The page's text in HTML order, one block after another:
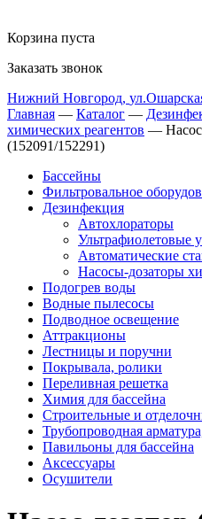
Корзина пуста
Заказать звонок
Нижний Новгород,
Главная — Каталог —
химических реагентов —
(152091/152291)
Бассейны
Фильтровальное
Дезинфекция
Автохлораторы
Ультрафиолетовые
Автоматические
Насосы-дозаторы
Подогрев воды
Водные пылесосы
Подводное освещение
Аттракционы
Лестницы и поручни
Покрывала, ролики
Переливная решетка
Химия для бассейна
Строительные и
Трубопроводная
Павильоны для бассейна
Аксессуары
Осушители